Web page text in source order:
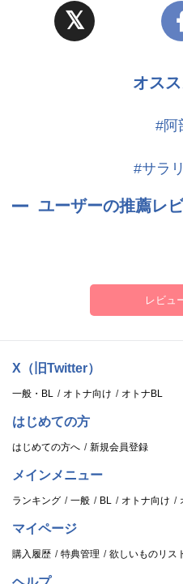
オス
#阿
#サラ
ユーザーの推薦レ
レビュ
X（旧Twitter）
一般・BL オトナ向け オトナBL
はじめての方
はじめての方へ 新規会員登録
メインメニュー
ランキング 一般 BL オトナ向け
マイページ
購入履歴 特典管理 欲しいものリス